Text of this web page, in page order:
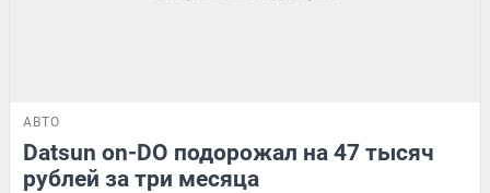
АВТО
Datsun on-DO подорожал на 47 тысяч
рублей за три месяца